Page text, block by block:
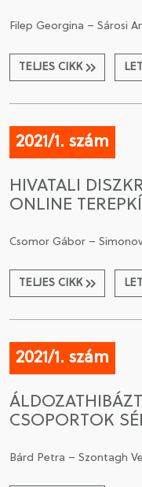
Filep Georgina – Sárosi
TELJES CIKK
2021/1. szám
HIVATALI
ONLINE
Csomor Gábor –
TELJES CIKK
2021/1. szám
CSOPORTOK
Bárd Petra – Szontagh